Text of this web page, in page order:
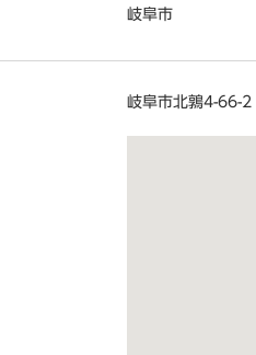
岐阜市
岐阜市北鶉4-66-2